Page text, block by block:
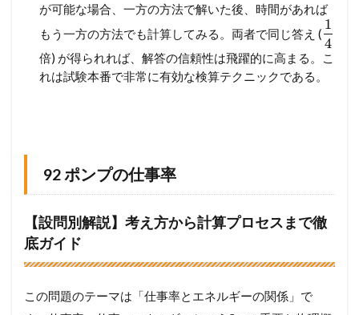
が可能な場合、一方の方法で解いた後、時間があれば
もう一方の方法でも計算してみる。両者で同じ答え (
1
4
倍) が得られれば、解答の信頼性は飛躍的に高まる。こ
れは試験本番で非常に有効な検算テクニックである。
92 ポンプの仕事率
【設問別解説】考え方から計算プロセスまで徹
底ガイド
この問題のテーマは「仕事率とエネルギーの関係」で